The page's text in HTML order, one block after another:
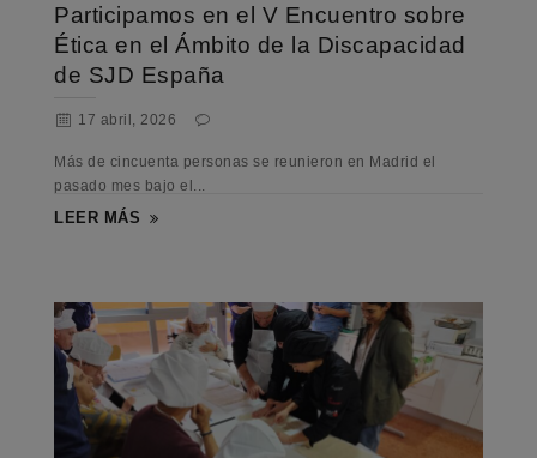
Participamos en el V Encuentro sobre
Ética en el Ámbito de la Discapacidad
de SJD España
17 abril, 2026
Más de cincuenta personas se reunieron en Madrid el
pasado mes bajo el...
LEER MÁS